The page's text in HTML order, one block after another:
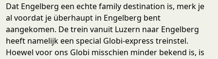
Dat Engelberg een echte family destination is, merk je
al voordat je überhaupt in Engelberg bent
aangekomen. De trein vanuit Luzern naar Engelberg
heeft namelijk een special Globi-express treinstel.
Hoewel voor ons Globi misschien minder bekend is, is